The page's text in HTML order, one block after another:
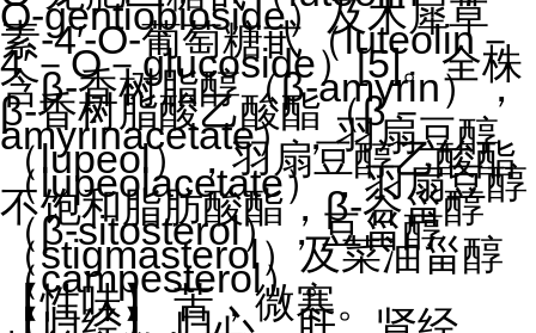
O-gentiobioside）及木犀草
素-4′-O-葡萄糖甙（luteolin－
4′－O－glucoside）[5]。全株
含β-香树脂醇（β-amyrin），
β-香树脂酸乙酸酯（β－
amyrinacetate），羽扇豆醇
（lupeol），羽扇豆醇乙酸酯
（lupeolacetate），羽扇豆醇
不饱和脂肪酸酯，β-谷甾醇
（β-sitosterol），豆甾醇
（stigmasterol）及菜油甾醇
（campesterol）。
【性味】 苦，微寒。